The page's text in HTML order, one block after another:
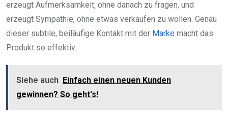
erzeugt Aufmerksamkeit, ohne danach zu fragen, und
erzeugt Sympathie, ohne etwas verkaufen zu wollen. Genau
dieser subtile, beiläufige Kontakt mit der Marke macht das
Produkt so effektiv.
Siehe auch Einfach einen neuen Kunden
gewinnen? So geht's!